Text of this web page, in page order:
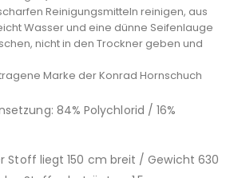
Reinigungsmitteln reinigen, aus
Wasser und eine dünne Seifenlauge
nicht in den Trockner geben und
Marke der Konrad Hornschuch
84% Polychlorid / 16%
Stoff liegt 150 cm breit / Gewicht 630